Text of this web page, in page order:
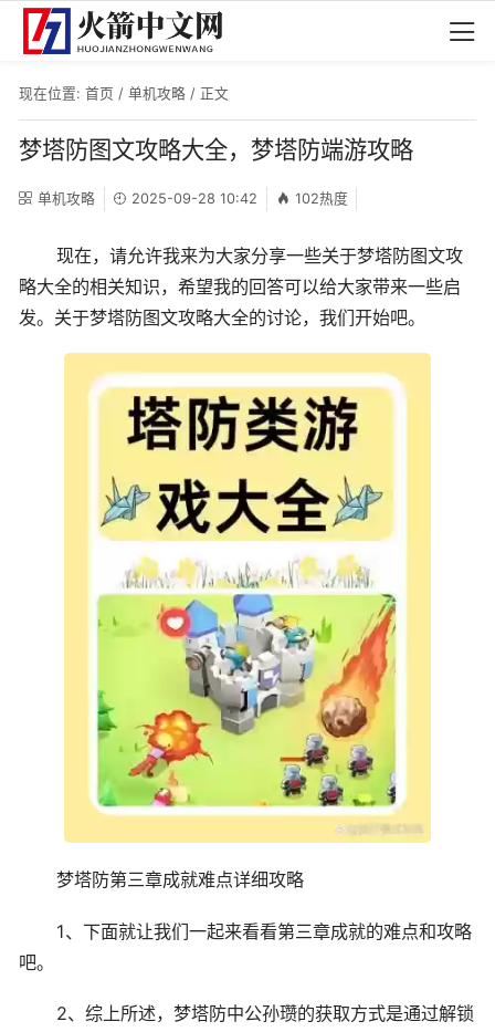
现在位置: 首页 / 单机攻略 / 正文
梦塔防图文攻略大全，梦塔防端游攻略
单机攻略 2025-09-28 10:42 102热度
现在，请允许我来为大家分享一些关于梦塔防图文攻
略大全的相关知识，希望我的回答可以给大家带来一些启
发。关于梦塔防图文攻略大全的讨论，我们开始吧。
梦塔防第三章成就难点详细攻略
1、下面就让我们一起来看看第三章成就的难点和攻略
吧。
2、综上所述，梦塔防中公孙瓒的获取方式是通过解锁